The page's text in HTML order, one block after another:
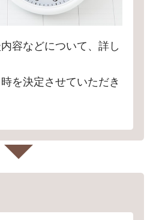
容などについて、詳し
を決定させていただき